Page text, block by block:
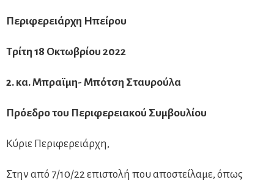
Περιφερειάρχη Ηπείρου
Tρίτη 18 Οκτωβρίου 2022
2. κα.Μπραϊμη- Μπότση Σταυρούλα
Πρόεδρο του Περιφερειακού Συμβουλίου
Κύριε Περιφερειάρχη,
Στην από 7/10/22 επιστολή που αποστείλαμε, όπως